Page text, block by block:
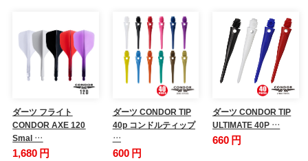
ダーツ フライト
CONDOR AXE 120
Smal …
1,680 円
ダーツ CONDOR TIP
40p コンドルティップ
…
600 円
ダーツ CONDOR TIP
ULTIMATE 40P …
660 円